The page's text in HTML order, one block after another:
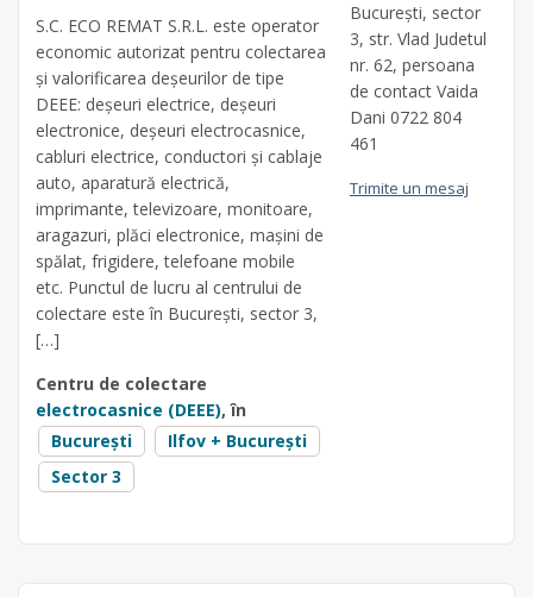
S.C. ECO REMAT S.R.L. este operator
economic autorizat pentru colectarea
și valorificarea deșeurilor de tipe
DEEE: deșeuri electrice, deșeuri
electronice, deșeuri electrocasnice,
cabluri electrice, conductori și cablaje
auto, aparatură electrică,
imprimante, televizoare, monitoare,
aragazuri, plăci electronice, mașini de
spălat, frigidere, telefoane mobile
etc. Punctul de lucru al centrului de
colectare este în Bucureşti, sector 3,
[…]
Centru de colectare
electrocasnice (DEEE), în
București
Ilfov + București
Sector 3
Bucureşti, sector
3, str. Vlad Judetul
nr. 62, persoana
de contact Vaida
Dani 0722 804
461
Trimite un mesaj